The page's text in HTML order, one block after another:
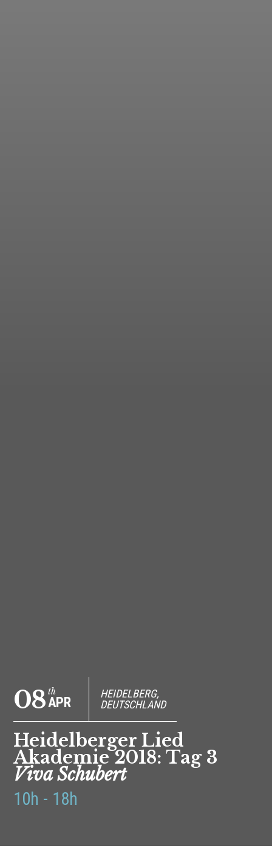
08 th
APR
HEIDELBERG,
DEUTSCHLAND
Heidelberger Lied
Akademie 2018: Tag 3
Viva Schubert
10h - 18h